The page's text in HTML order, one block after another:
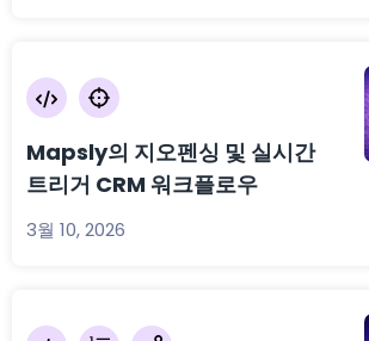
Mapsly의 지오펜싱 및 실시간
트리거 CRM 워크플로우
3월 10, 2026